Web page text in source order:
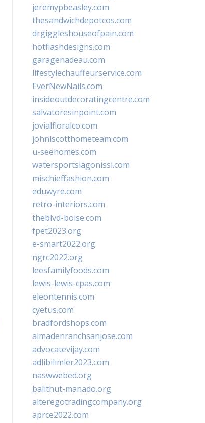
jeremypbeasley.com
thesandwichdepotcos.com
drgiggleshouseofpain.com
hotflashdesigns.com
garagenadeau.com
lifestylechauffeurservice.com
EverNewNails.com
insideoutdecoratingcentre.com
salvatoresinpoint.com
jovialfloralco.com
johnlscotthometeam.com
u-seehomes.com
watersportslagonissi.com
mischieffashion.com
eduwyre.com
retro-interiors.com
theblvd-boise.com
fpet2023.org
e-smart2022.org
ngrc2022.org
leesfamilyfoods.com
lewis-lewis-cpas.com
eleontennis.com
cyetus.com
bradfordshops.com
almadenranchsanjose.com
advocatevijay.com
adlibilimler2023.com
naswwebed.org
balithut-manado.org
alteregotradingcompany.org
aprce2022.com